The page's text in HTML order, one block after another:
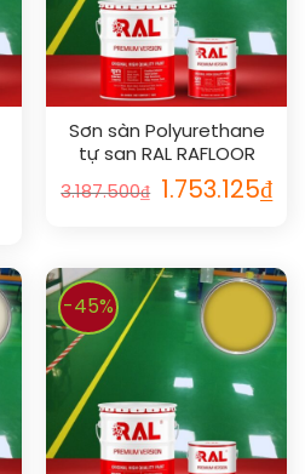
Sơn sàn Polyurethane
tự san RAL RAFLOOR
SHIELD SL 1017
3.187.500₫ 1.753.125₫
-45%